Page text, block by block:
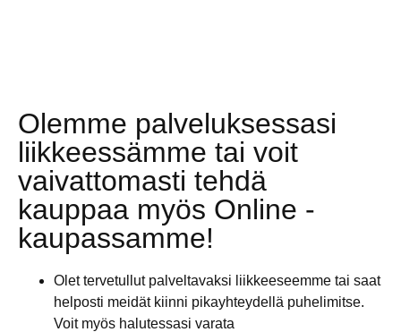
Olemme palveluksessasi
liikkeessämme tai voit
vaivattomasti tehdä
kauppaa myös Online -
kaupassamme!
Olet tervetullut palveltavaksi liikkeeseemme tai saat
helposti meidät kiinni pikayhteydellä puhelimitse.
Voit myös halutessasi varata